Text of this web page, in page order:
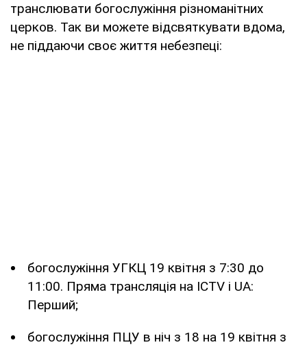
транслювати богослужіння різноманітних
церков. Так ви можете відсвяткувати вдома,
не піддаючи своє життя небезпеці:
богослужіння УГКЦ 19 квітня з 7:30 до
11:00. Пряма трансляція на ICTV і UA:
Перший;
богослужіння ПЦУ в ніч з 18 на 19 квітня з